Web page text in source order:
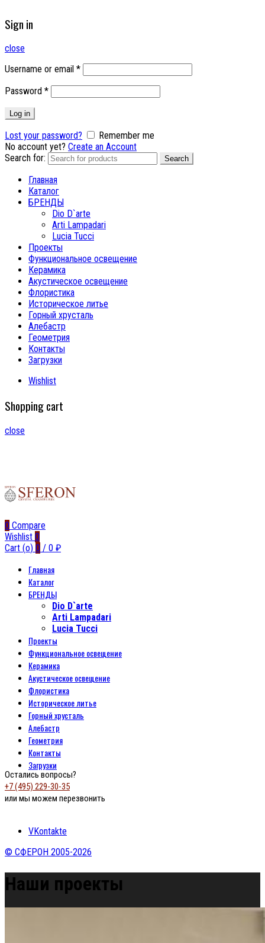
Sign in
close
Username or email *
Password *
Log in
Lost your password?
Remember me
No account yet? Create an Account
Search for:
Search
Главная
Каталог
БРЕНДЫ
Dio D`arte
Arti Lampadari
Lucia Tucci
Проекты
Функциональное освещение
Керамика
Акустическое освещение
Флористика
Историческое литье
Горный хрусталь
Алебастр
Геометрия
Контакты
Загрузки
Wishlist
Shopping cart
close
0 Compare
Wishlist 0
Cart (o) 0 / 0 ₽
Главная
Каталог
БРЕНДЫ
Dio D`arte
Arti Lampadari
Lucia Tucci
Проекты
Функциональное освещение
Керамика
Акустическое освещение
Флористика
Историческое литье
Горный хрусталь
Алебастр
Геометрия
Контакты
Загрузки
Остались вопросы?
+7 (495) 229-30-35
или мы можем перезвонить
VKontakte
© СФЕРОН 2005-2026
Наши проекты